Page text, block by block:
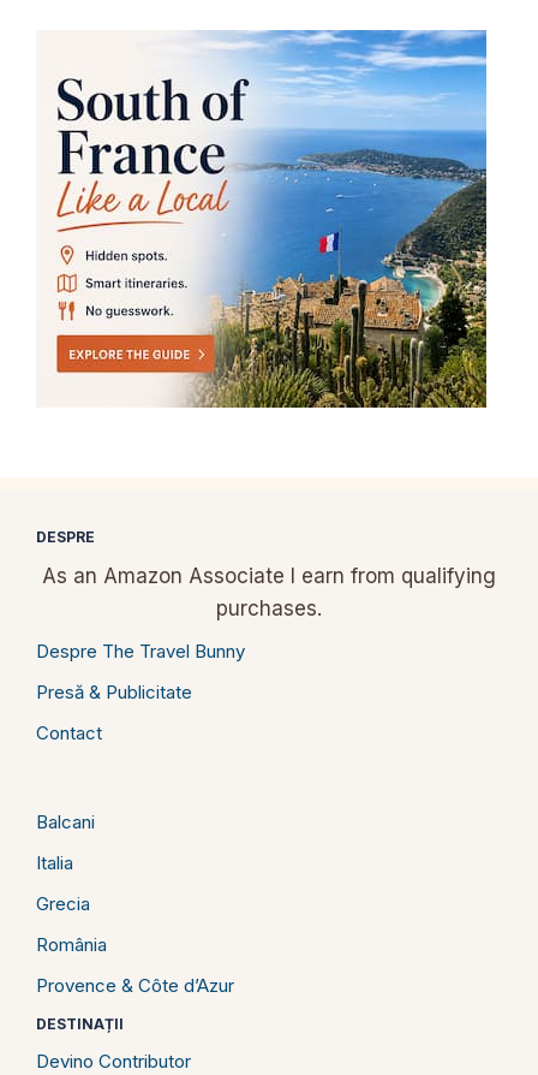
DESPRE
As an Amazon Associate I earn from qualifying
purchases.
Despre The Travel Bunny
Presă & Publicitate
Contact
Balcani
Italia
Grecia
România
Provence & Côte d’Azur
DESTINAȚII
Devino Contributor